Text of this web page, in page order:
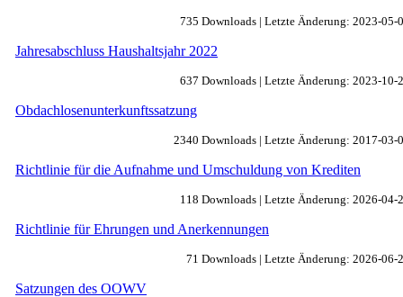
735 Downloads | Letzte Änderung: 2023-05-
Jahresabschluss Haushaltsjahr 2022
637 Downloads | Letzte Änderung: 2023-10-
Obdachlosenunterkunftssatzung
2340 Downloads | Letzte Änderung: 2017-03-
Richtlinie für die Aufnahme und Umschuldung von Krediten
118 Downloads | Letzte Änderung: 2026-04-
Richtlinie für Ehrungen und Anerkennungen
71 Downloads | Letzte Änderung: 2026-06-
Satzungen des OOWV